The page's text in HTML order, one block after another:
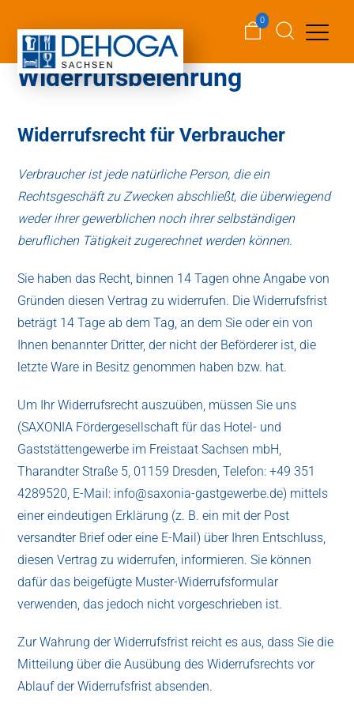
0
Widerrufsbelehrung
Widerrufsrecht für Verbraucher
Verbraucher ist jede natürliche Person, die ein
Rechtsgeschäft zu Zwecken abschließt, die überwiegend
weder ihrer gewerblichen noch ihrer selbständigen
beruflichen Tätigkeit zugerechnet werden können.
Sie haben das Recht, binnen 14 Tagen ohne Angabe von
Gründen diesen Vertrag zu widerrufen. Die Widerrufsfrist
beträgt 14 Tage ab dem Tag, an dem Sie oder ein von
Ihnen benannter Dritter, der nicht der Beförderer ist, die
letzte Ware in Besitz genommen haben bzw. hat.
Um Ihr Widerrufsrecht auszuüben, müssen Sie uns
(SAXONIA Fördergesellschaft für das Hotel- und
Gaststättengewerbe im Freistaat Sachsen mbH,
Tharandter Straße 5, 01159 Dresden, Telefon: +49 351
4289520, E-Mail: info@saxonia-gastgewerbe.de) mittels
einer eindeutigen Erklärung (z. B. ein mit der Post
versandter Brief oder eine E-Mail) über Ihren Entschluss,
diesen Vertrag zu widerrufen, informieren. Sie können
dafür das beigefügte Muster-Widerrufsformular
verwenden, das jedoch nicht vorgeschrieben ist.
Zur Wahrung der Widerrufsfrist reicht es aus, dass Sie die
Mitteilung über die Ausübung des Widerrufsrechts vor
Ablauf der Widerrufsfrist absenden.